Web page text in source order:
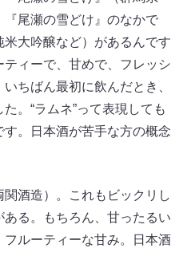
尾瀬の雪どけ』のなかで
大吟醸など）があるんです
ィーで、甘めで、フレッシ
ちばん最初に飲んだとき、
。“ラムネ”って表現しても
。日本酒が苦手な方の概念
酒造）。これもビックリし
る。もちろん、甘ったるい
ルーティーな甘み。日本酒